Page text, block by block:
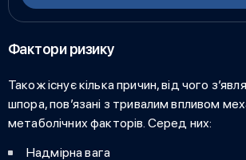
Фактори ризику
Також існує кілька причин,від чого
шпора, пов’язані з тривалим впливом
метаболічних факторів. Серед них:
Надмірна вага